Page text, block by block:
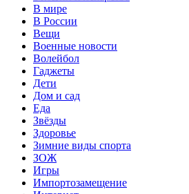
В мире
В России
Вещи
Военные новости
Волейбол
Гаджеты
Дети
Дом и сад
Еда
Звёзды
Здоровье
Зимние виды спорта
ЗОЖ
Игры
Импортозамещение